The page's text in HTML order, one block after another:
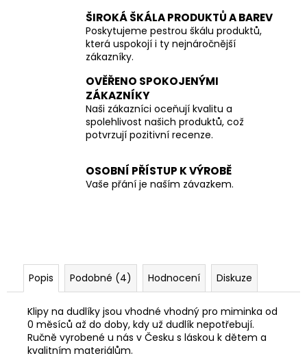
ŠIROKÁ ŠKÁLA PRODUKTŮ A BAREV
Poskytujeme pestrou škálu produktů,
která uspokojí i ty nejnáročnější
zákazníky.
OVĚŘENO SPOKOJENÝMI
ZÁKAZNÍKY
Naši zákazníci oceňují kvalitu a
spolehlivost našich produktů, což
potvrzují pozitivní recenze.
OSOBNÍ PŘÍSTUP K VÝROBĚ
Vaše přání je naším závazkem.
Popis Podobné (4) Hodnocení Diskuze
Klipy na dudlíky jsou vhodné vhodný pro miminka od
0 měsíců až do doby, kdy už dudlík nepotřebují.
Ručně vyrobené u nás v Česku s láskou k dětem a
kvalitním materiálům.